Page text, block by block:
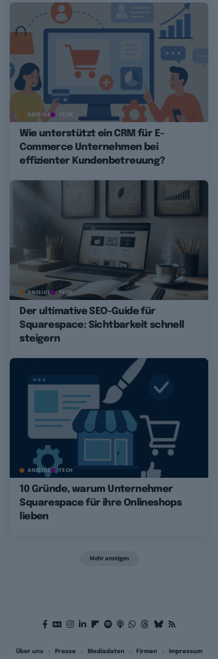
ANZEIGE TECH
Wie unterstützt ein CRM für E-
Commerce Unternehmen bei
effizienter Kundenbetreuung?
ANZEIGE TECH
Der ultimative SEO-Guide für
Squarespace: Sichtbarkeit schnell
steigern
ANZEIGE TECH
10 Gründe, warum Unternehmer
Squarespace für ihre Onlineshops
lieben
Mehr anzeigen
Über uns Presse Mediadaten Firmen Impressum